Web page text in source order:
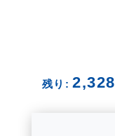
残り: 2,328